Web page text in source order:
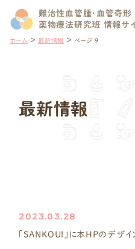
難治性血管腫・血管奇形
薬物療法研究班 情報サ
ホーム ＞最新情報 ＞ ページ 9
最新情報
2023.03.28
｢SANKOU!」に本HPのデザイ